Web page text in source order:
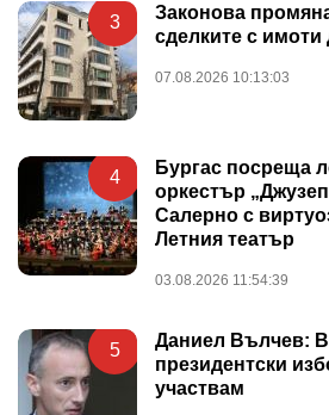
3
Законова
сделките с имоти
07.08.2026 10:13:03
4
Бургас посреща
оркестър
Салерно с
Летния театър
03.08.2026 11:54:39
5
Даниел Вълчев:
президентски
участвам